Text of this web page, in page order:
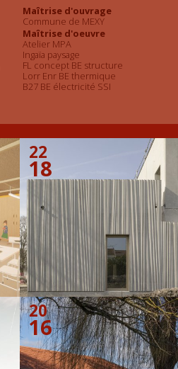
Maîtrise d'ouvrage
Commune de MEXY
Maîtrise d'oeuvre
Atelier MPA
Ingaïa paysage
FL concept BE structure
Lorr Enr BE thermique
B27 BE électricité SSI
22
18
20
16